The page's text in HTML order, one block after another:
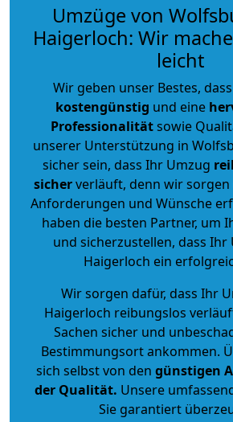
Umzüge von
Haigerloch: Wir
leicht
Wir geben unser Bestes,
kostengünstig und eine
Professionalitätsowie
unserer Unterstützung in
sicher sein, dass Ihr Umzug
sicherverläuft, denn wir sorgen
Anforderungen und Wünsche
haben die besten Partner, um
und sicherzustellen, dass Ihr
Haigerloch ein
Wir sorgen dafür, dass Ihr
Haigerloch reibungslos
Sachen sicher und
Bestimmungsort ankommen.
sich selbst von den günstigen
der Qualität. Unsere
Sie garantiert